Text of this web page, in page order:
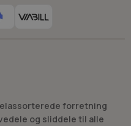
forretning
og sliddele til alle